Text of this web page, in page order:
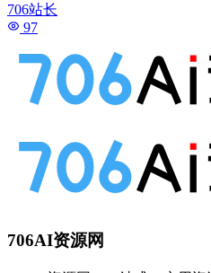
706站长
97
706AI资源网